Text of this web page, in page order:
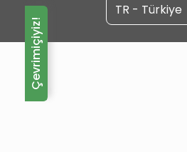
TR - Türkiye
Çevrimiçiyiz!